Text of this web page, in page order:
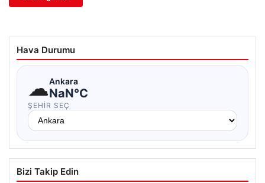
Hava Durumu
☁Ankara
NaN°C
ŞEHIR SEÇ
Bizi Takip Edin